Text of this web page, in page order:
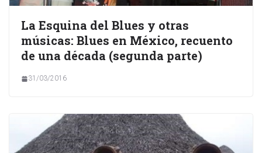
La Esquina del Blues y otras
músicas: Blues en México, recuento
de una década (segunda parte)
31/03/2016